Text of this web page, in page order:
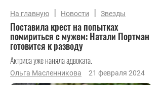
На главную | Новости | Звезды
Поставила крест на попытках
помириться с мужем: Натали Портман
готовится к разводу
Актриса уже наняла адвоката.
Ольга Масленникова 21 февраля 2024